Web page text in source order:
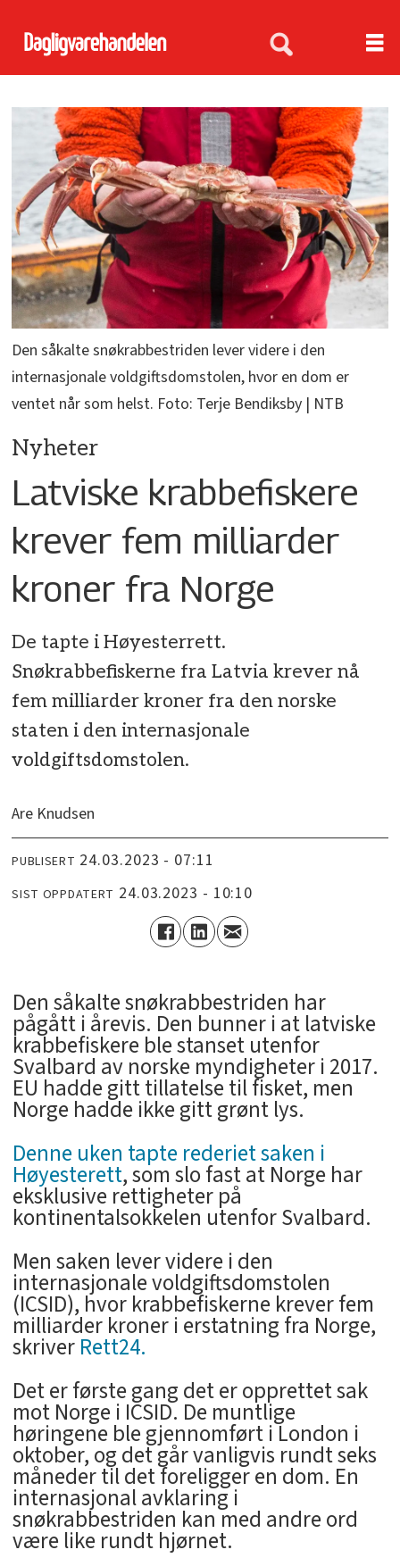
Den såkalte snøkrabbestriden lever videre i den
internasjonale voldgiftsdomstolen, hvor en dom er
ventet når som helst. Foto: Terje Bendiksby | NTB
Nyheter
Latviske krabbefiskere
krever fem milliarder
kroner fra Norge
De tapte i Høyesterrett.
Snøkrabbefiskerne fra Latvia krever nå
fem milliarder kroner fra den norske
staten i den internasjonale
voldgiftsdomstolen.
Are Knudsen
PUBLISERT 24.03.2023 - 07:11
SIST OPPDATERT 24.03.2023 - 10:10
­Den såkalte snøkrabbestriden har
pågått i årevis. Den bunner i at latviske
krabbefiskere ble stanset utenfor
Svalbard av norske myndigheter i 2017.
EU hadde gitt tillatelse til fisket, men
Norge hadde ikke gitt grønt lys.
Denne uken tapte rederiet saken i
Høyesterett, som slo fast at Norge har
eksklusive rettigheter på
kontinentalsokkelen utenfor Svalbard.
Men saken lever videre i den
internasjonale voldgiftsdomstolen
(ICSID), hvor krabbefiskerne krever fem
milliarder kroner i erstatning fra Norge,
skriverRett24.
Det er første gang det er opprettet sak
mot Norge i ICSID. De muntlige
høringene ble gjennomført i London i
oktober, og det går vanligvis rundt seks
måneder til det foreligger en dom. En
internasjonal avklaring i
snøkrabbestriden kan med andre ord
være like rundt hjørnet.